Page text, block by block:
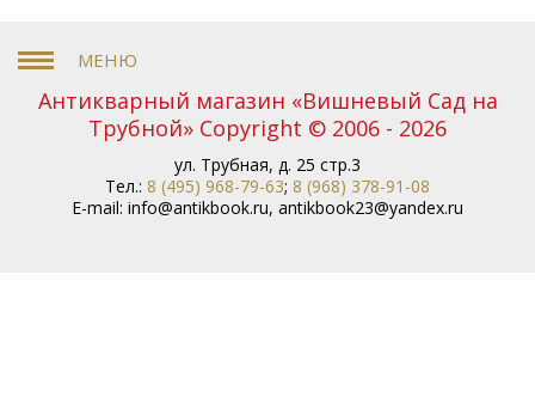
Антикварный магазин «Вишневый Сад на
Трубной» Copyright © 2006 - 2026
ул. Трубная, д. 25 стр.3
Тел.: 8 (495) 968-79-63; 8 (968) 378-91-08
E-mail: info@antikbook.ru, antikbook23@yandex.ru